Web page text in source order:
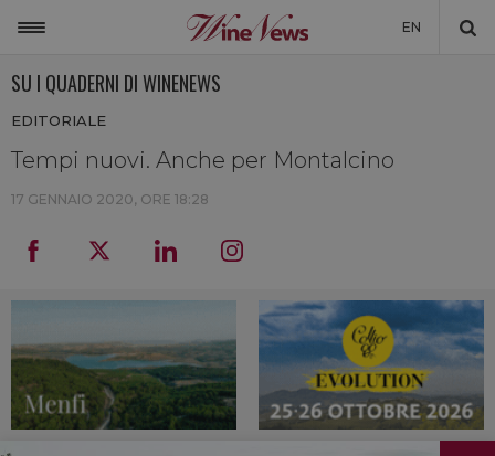
EN
NON SOLO VINO
NEWSLETTER
LA CANTINA DI WINENEWS
DICONO DI NOI
WINENEWS TV
SU I QUADERNI DI WINENEWS
EDITORIALE
Tempi nuovi. Anche per Montalcino
17 GENNAIO 2020, ORE 18:28